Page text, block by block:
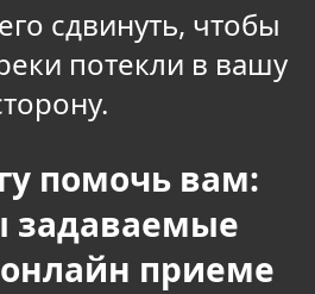
сдвинуть, чтобы
потекли в вашу
помочь вам:
задаваемые
приеме